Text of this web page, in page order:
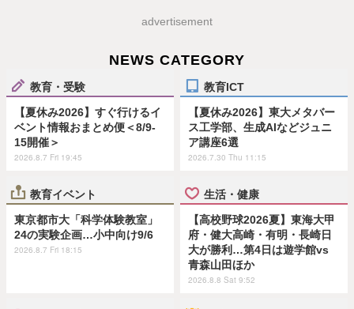
advertisement
NEWS CATEGORY
教育・受験
【夏休み2026】すぐ行けるイ
ベント情報おまとめ便＜8/9-
15開催＞
2026.8.7 Fri 19:45
教育ICT
【夏休み2026】東大メタバー
ス工学部、生成AIなどジュニ
ア講座6選
2026.7.30 Thu 11:15
教育イベント
東京都市大「科学体験教室」
24の実験企画…小中向け9/6
2026.8.7 Fri 18:15
生活・健康
【高校野球2026夏】東海大甲
府・健大高崎・有明・長崎日
大が勝利…第4日は遊学館vs
青森山田ほか
2026.8.8 Sat 9:52